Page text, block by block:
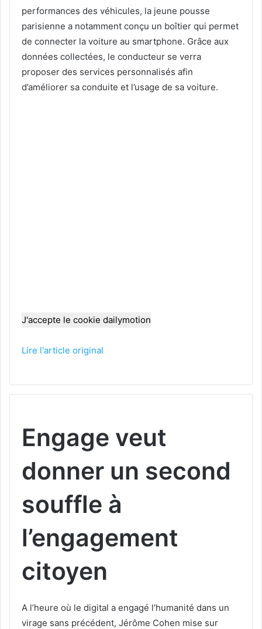
performances des véhicules, la jeune pousse
parisienne a notamment conçu un boîtier qui permet
de connecter la voiture au smartphone. Grâce aux
données collectées, le conducteur se verra
proposer des services personnalisés afin
d’améliorer sa conduite et l’usage de sa voiture.
J'accepte le cookie dailymotion
Lire l'article original
Engage veut
donner un second
souffle à
l’engagement
citoyen​
A l’heure où le digital a engagé l’humanité dans un
virage sans précédent, Jérôme Cohen mise sur